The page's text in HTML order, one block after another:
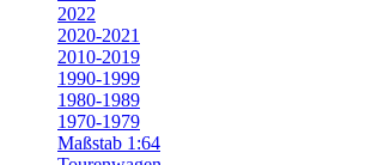
2022
2020-2021
2010-2019
1990-1999
1980-1989
1970-1979
Maßstab 1:64